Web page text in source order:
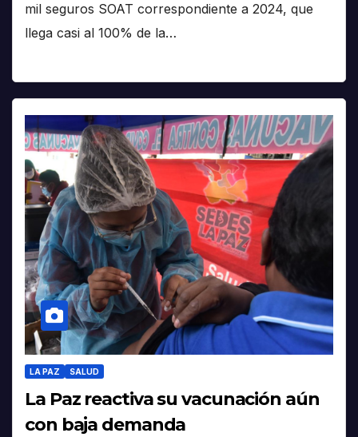
mil seguros SOAT correspondiente a 2024, que
llega casi al 100% de la…
LA PAZ SALUD
La Paz reactiva su vacunación aún
con baja demanda